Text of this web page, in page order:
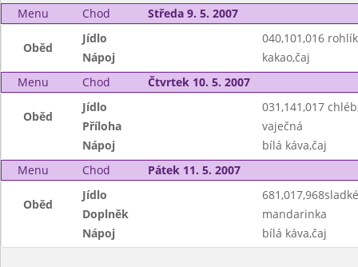
Menu Chod Středa 9. 5. 2007
Oběd
Jídlo
040,101,016
Nápoj
kakao,čaj
Menu
Chod Čtvrtek 10. 5. 2007
Oběd
Jídlo
031,141,017
Příloha
vaječná
Nápoj
bílá káva,čaj
Menu
Chod Pátek 11. 5. 2007
Oběd
Jídlo
Doplněk
mandarinka
Nápoj
bílá káva,čaj